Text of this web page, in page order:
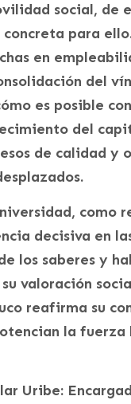
social,
para
en
del
es posible
del
de calidad y
como
decisiva en
los saberes y
valoración
reafirma su
la fuerza
Uribe: